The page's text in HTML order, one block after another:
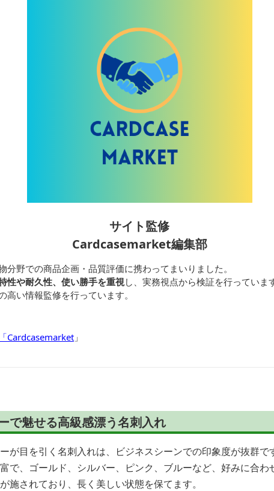
サイト監修
Cardcasemarket編集部
分野での商品企画・品質評価に携わってまいりました。
性や耐久性、使い勝手を重視し、実務視点から検証を行っていま
高い情報監修を行っています。
Cardcasemarket 」
で魅せる高級感漂う名刺入れ
が目を引く名刺入れは、ビジネスシーンでの印象度が抜群で
で、ゴールド、シルバー、ピンク、ブルーなど、好みに合わ
施されており、長く美しい状態を保てます。